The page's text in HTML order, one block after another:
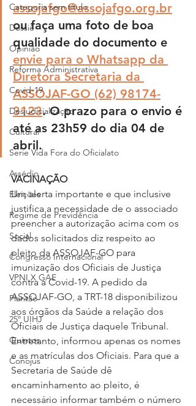
Categoria sem título
Dossiê
Opinião
Reforma Administrativa
Covid-19
Desjudicialização
Cultural
Serie Vida Fora do Oficialato
Assédio
Eleições
Regime de Previdência
Social
Congresso Internacional
VPNI X GAE
Plantão
25º UIHJ
Quintos
Conojus
assojafgo@assojafgo.org.br
ou faça uma foto de boa
qualidade do documento e
envie para o Whatsapp da
Diretora Secretaria da
ASSOJAF-GO (62) 98174-
3123. O prazo para o envio é
até as 23h59 do dia 04 de
abril.
VACINAÇÃO
Um alerta importante e que inclusive
justifica a necessidade de o associado
preencher a autorização acima com os
dados solicitados diz respeito ao
pleito da ASSOJAF-GO para
imunização dos Oficiais de Justiça
contra a Covid-19. A pedido da
ASSOJAF-GO, a TRT-18 disponibilizou
aos órgãos da Saúde a relação dos
Oficiais de Justiça daquele Tribunal.
Entretanto, informou apenas os nomes
e as matrículas dos Oficiais. Para que a
Secretaria de Saúde dê
encaminhamento ao pleito, é
necessário informar também o número